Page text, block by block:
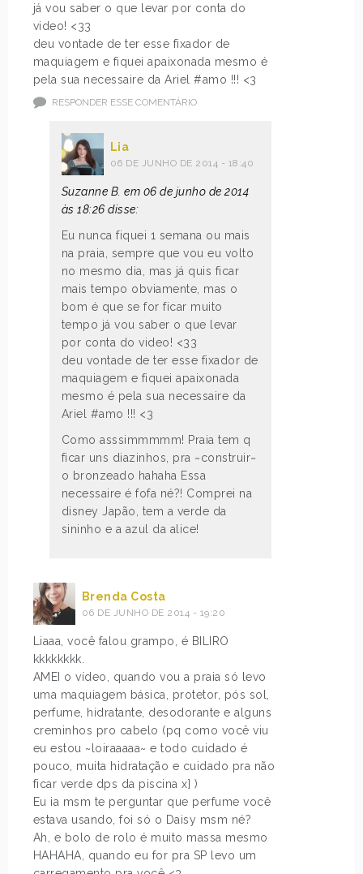
já vou saber o que levar por conta do
video! <33
deu vontade de ter esse fixador de
maquiagem e fiquei apaixonada mesmo é
pela sua necessaire da Ariel #amo !!! <3
RESPONDER ESSE COMENTÁRIO
Lia
06 DE JUNHO DE 2014 - 18:40
Suzanne B. em 06 de junho de 2014
às 18:26 disse:
Eu nunca fiquei 1 semana ou mais
na praia, sempre que vou eu volto
no mesmo dia, mas já quis ficar
mais tempo obviamente, mas o
bom é que se for ficar muito
tempo já vou saber o que levar
por conta do video! <33
deu vontade de ter esse fixador de
maquiagem e fiquei apaixonada
mesmo é pela sua necessaire da
Ariel #amo !!! <3
Como asssimmmmm! Praia tem q
ficar uns diazinhos, pra ~construir~
o bronzeado hahaha Essa
necessaire é fofa né?! Comprei na
disney Japão, tem a verde da
sininho e a azul da alice!
Brenda Costa
06 DE JUNHO DE 2014 - 19:20
Liaaa, você falou grampo, é BILIRO
kkkkkkkk.
AMEI o vídeo, quando vou a praia só levo
uma maquiagem básica, protetor, pós sol,
perfume, hidratante, desodorante e alguns
creminhos pro cabelo (pq como você viu
eu estou ~loiraaaaa~ e todo cuidado é
pouco, muita hidratação e cuidado pra não
ficar verde dps da piscina x] )
Eu ia msm te perguntar que perfume você
estava usando, foi só o Daisy msm né?
Ah, e bolo de rolo é muito massa mesmo
HAHAHA, quando eu for pra SP levo um